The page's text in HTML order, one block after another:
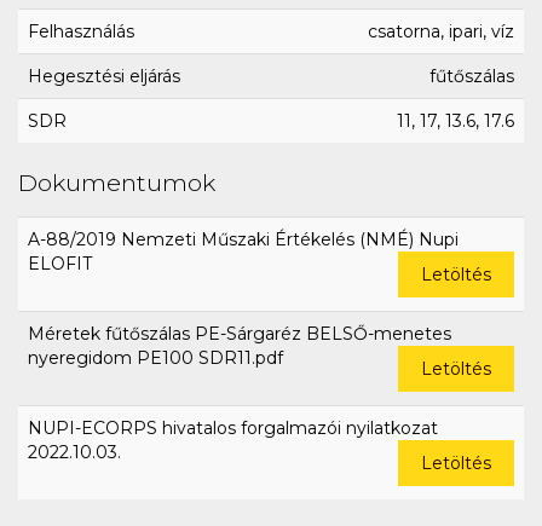
Felhasználás csatorna, ipari, víz
Hegesztési eljárás fűtőszálas
SDR 11, 17, 13.6, 17.6
Dokumentumok
A-88/2019 Nemzeti Műszaki Értékelés (NMÉ) Nupi
ELOFIT
Letöltés
Méretek fűtőszálas PE-Sárgaréz BELSŐ-menetes
nyeregidom PE100 SDR11.pdf
Letöltés
NUPI-ECORPS hivatalos forgalmazói nyilatkozat
2022.10.03.
Letöltés